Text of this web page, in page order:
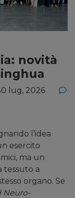
novità
lug, 2026
l’idea
esercito
ma un
tessuto a
organo. Se
Neuro-